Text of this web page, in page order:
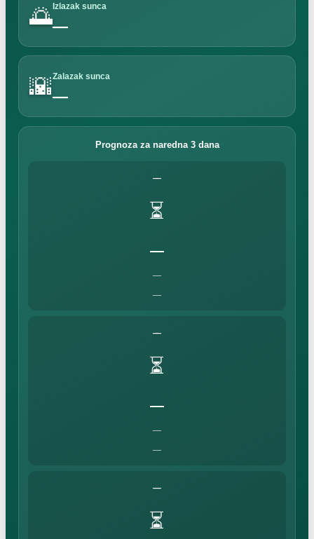
🌅Izlazak sunca
—
🌇Zalazak sunca
—
Prognoza za naredna 3 dana
—
⏳
—
—
—
—
⏳
—
—
—
—
⏳